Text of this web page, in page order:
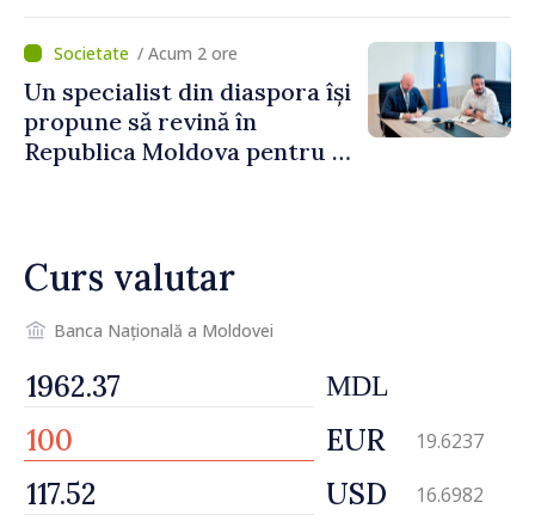
/ Acum 2 ore
Un specialist din diaspora își
propune să revină în
Republica Moldova pentru a
Curs valutar
Banca Națională a Moldovei
MDL
EUR 19.6237
USD 16.6982